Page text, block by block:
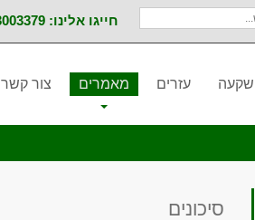
חייגו אלינו: 077-3003379
עזרים מאמרים צור קשר
סיכונים